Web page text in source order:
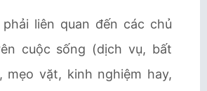
liên quan đến các chủ
cuộc sống (dịch vụ, bất
mẹo vặt, kinh nghiệm hay,